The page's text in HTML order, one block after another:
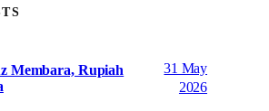
Membara, Rupiah
31 May
2026